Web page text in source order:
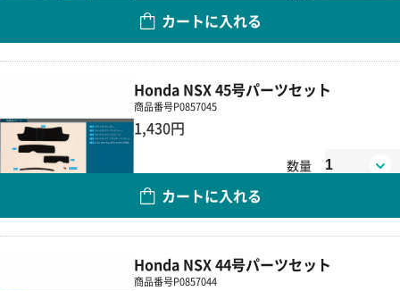
カートに入れる
Honda NSX 45号パーツセット
商品番号P0857045
1,430円
数量
カートに入れる
Honda NSX 44号パーツセット
商品番号P0857044